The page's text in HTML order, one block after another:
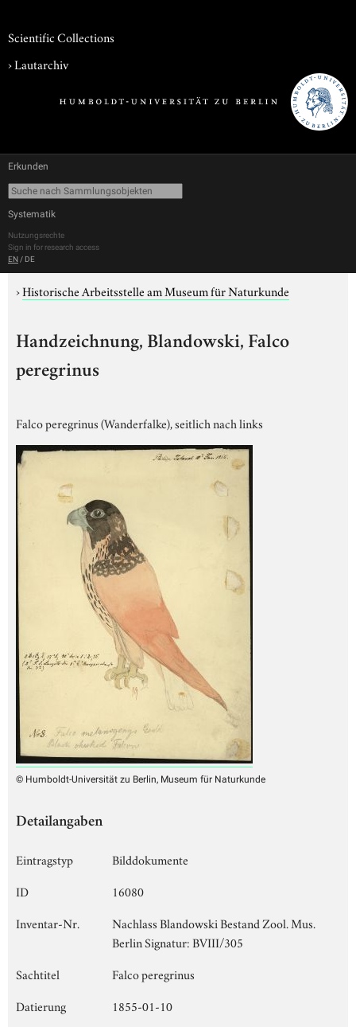
Scientific Collections
›Lautarchiv
Erkunden
Systematik
Nutzungsrechte
Sign in for research access
EN / DE
›Historische Arbeitsstelle am Museum für Naturkunde
Handzeichnung, Blandowski, Falco
peregrinus
Falco peregrinus (Wanderfalke), seitlich nach links
© Humboldt-Universität zu Berlin, Museum für Naturkunde
Detailangaben
Eintragstyp
Bilddokumente
ID
16080
Inventar-Nr.
Nachlass Blandowski Bestand Zool. Mus.
Berlin Signatur: BVIII/305
Sachtitel
Falco peregrinus
Datierung
1855-01-10